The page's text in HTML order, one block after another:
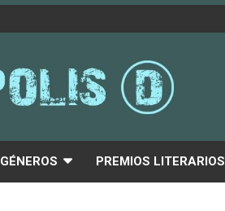
GÉNEROS PREMIOS LITERARIOS